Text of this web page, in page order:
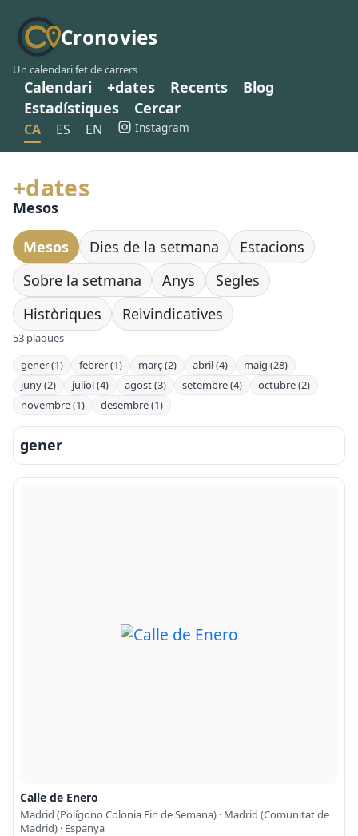
Cronovies
Un calendari fet de carrers
Calendari +dates Recents
Blog
Estadístiques
Cercar
CA ES EN Instagram
+dates
Mesos
Mesos Dies de la setmana
Estacions
Sobre la setmana
Anys
Segles
Històriques
Reivindicatives
53 plaques
gener (1)
febrer (1) març (2) abril (4)
maig (28)
juny (2)
juliol (4) agost (3) setembre (4)
octubre (2)
novembre (1)
desembre (1)
gener
Calle de Enero
Madrid (Polígono Colonia Fin de Semana) · Madrid (Comunitat de
Madrid) · Espanya